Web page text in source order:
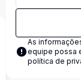
As
equipe possa
política de